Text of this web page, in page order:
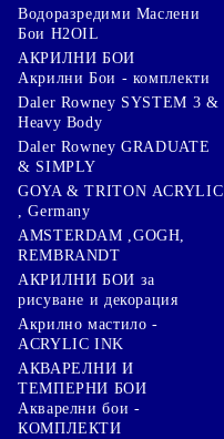
Водоразредими Маслени
Бои H2OIL
АКРИЛНИ БОИ
Акрилни Бои - комплекти
Daler Rowney SYSTEM 3 &
Heavy Body
Daler Rowney GRADUATE
& SIMPLY
GOYA & TRITON АCRYLIC
, Germany
AMSTERDAM ,GOGH,
REMBRANDT
АКРИЛНИ БОИ за
рисуване и декорация
Акрилно мастило -
ACRYLIC INK
АКВАРЕЛНИ И
ТЕМПЕРНИ БОИ
Акварелни бои -
КОМПЛЕКТИ